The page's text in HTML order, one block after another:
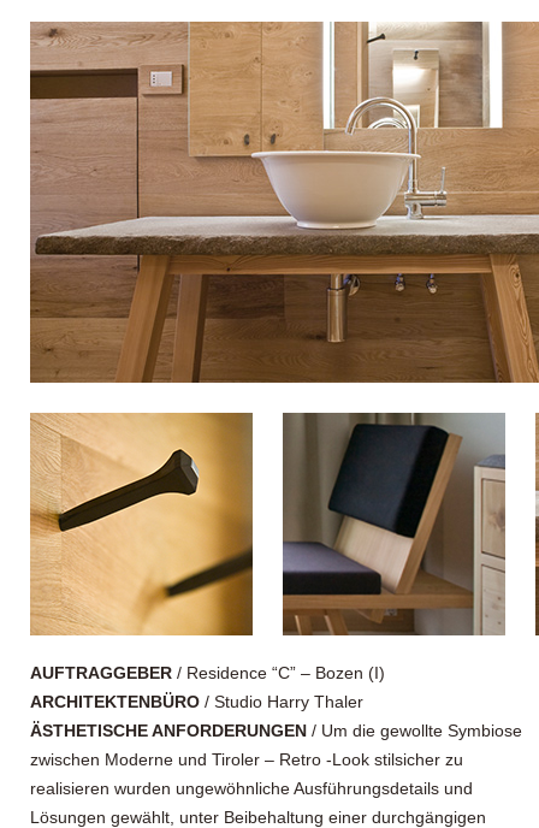
AUFTRAGGEBER / Residence “C” – Bozen (I)
ARCHITEKTENBÜRO / Studio Harry Thaler
ÄSTHETISCHE ANFORDERUNGEN / Um die gewollte Symbiose
zwischen Moderne und Tiroler – Retro -Look stilsicher zu
realisieren wurden ungewöhnliche Ausführungsdetails und
Lösungen gewählt, unter Beibehaltung einer durchgängigen